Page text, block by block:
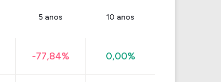
5 anos 10 anos
-77,84% 0,00%